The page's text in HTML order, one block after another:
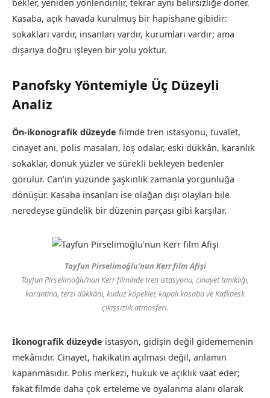
bekler, yeniden yönlendirilir, tekrar aynı belirsizliğe döner.
Kasaba, açık havada kurulmuş bir hapishane gibidir:
sokakları vardır, insanları vardır, kurumları vardır; ama
dışarıya doğru işleyen bir yolu yoktur.
Panofsky Yöntemiyle Üç Düzeyli
Analiz
Ön-ikonografik düzeyde filmde tren istasyonu, tuvalet,
cinayet anı, polis masaları, loş odalar, eski dükkân, karanlık
sokaklar, donuk yüzler ve sürekli bekleyen bedenler
görülür. Can’ın yüzünde şaşkınlık zamanla yorgunluğa
dönüşür. Kasaba insanları ise olağan dışı olayları bile
neredeyse gündelik bir düzenin parçası gibi karşılar.
Tayfun Pirselimoğlu’nun Kerrfilm Afişi
Tayfun Pirselimoğlu’nunKerrfilminde tren istasyonu, cinayet tanıklığı,
karantina, terzi dükkânı, kuduz köpekler, kapalı kasaba ve Kafkaesk
çıkışsızlık atmosferi.
İkonografik düzeyde istasyon, gidişin değil gidememenin
mekânıdır. Cinayet, hakikatin açılması değil, anlamın
kapanmasıdır. Polis merkezi, hukuk ve açıklık vaat eder;
fakat filmde daha çok erteleme ve oyalanma alanı olarak